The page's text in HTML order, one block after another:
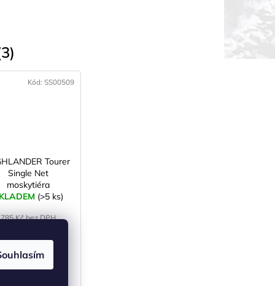
Tourer
Single Net
moskytiéra
(>5 ks)
785 Kč bez DPH
DO KOŠÍKU
Kód:SS00509